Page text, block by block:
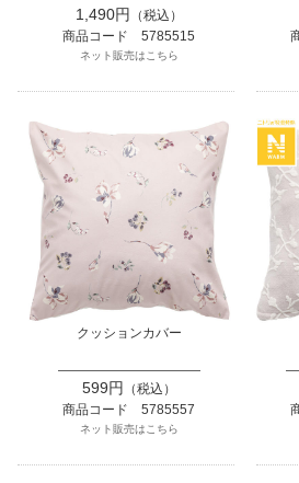
1,490円
（税込）
商品コード 5785515
ネット販売はこちら
クッションカバー
599円
（税込）
商品コード 5785557
ネット販売はこちら